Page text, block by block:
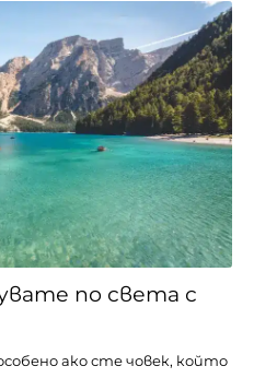
по света с
ако сте човек, който